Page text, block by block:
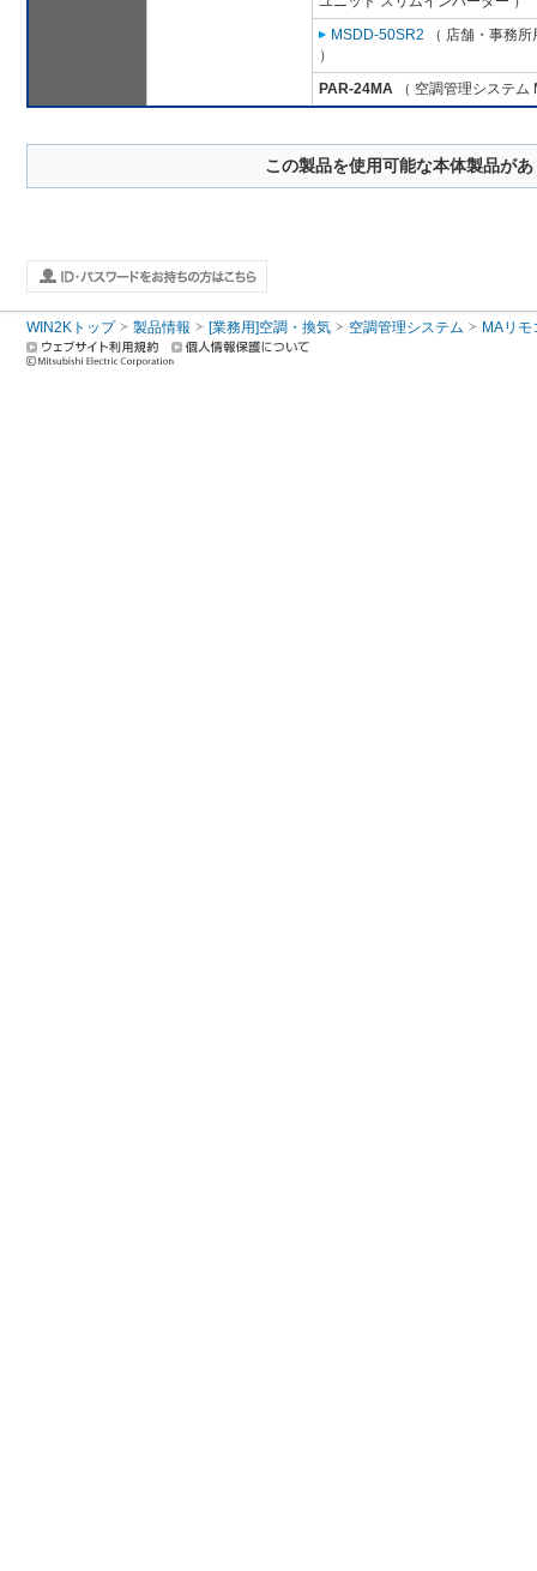
MSDD-50SR2 （ 店舗・事務
）
PAR-24MA （ 空調管理システム
この製品を使用可能な本体製品が
WIN2Kトップ 製品情報 [業務用]空調・換気 空調管理システム MAリモ